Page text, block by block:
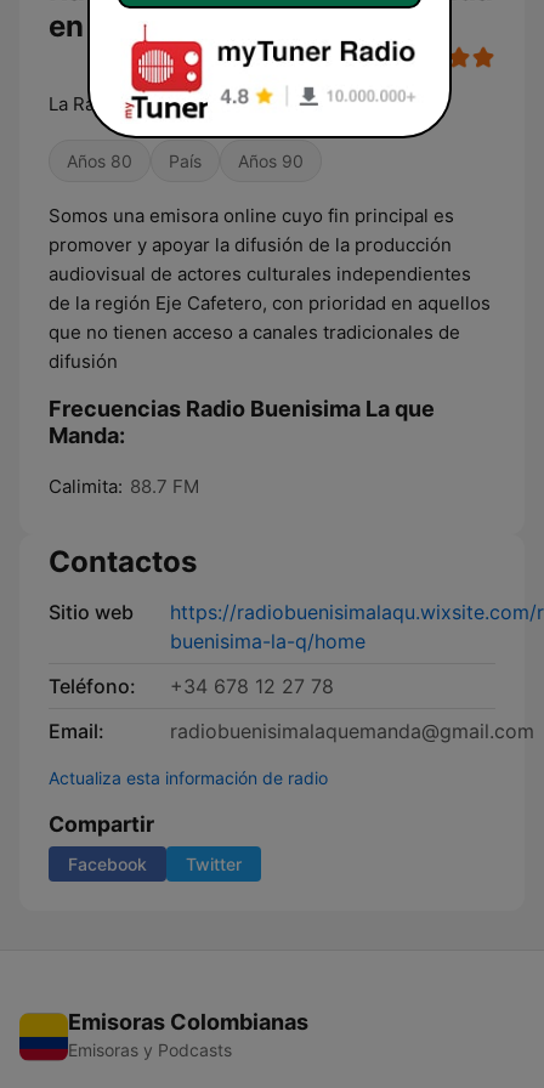
en vivo
La Radio que si suena
Años 80 País Años 90
Somos una emisora online cuyo fin principal es
promover y apoyar la difusión de la producción
audiovisual de actores culturales independientes
de la región Eje Cafetero, con prioridad en aquellos
que no tienen acceso a canales tradicionales de
difusión
Frecuencias Radio Buenisima La que
Manda:
Calimita: 88.7 FM
Contactos
Sitio web
https://radiobuenisimalaqu.wixsite.com/
buenisima-la-q/home
Teléfono:
+34 678 12 27 78
Email:
radiobuenisimalaquemanda@gmail.com
Actualiza esta información de radio
Compartir
Facebook Twitter
Emisoras Colombianas
Emisoras y Podcasts